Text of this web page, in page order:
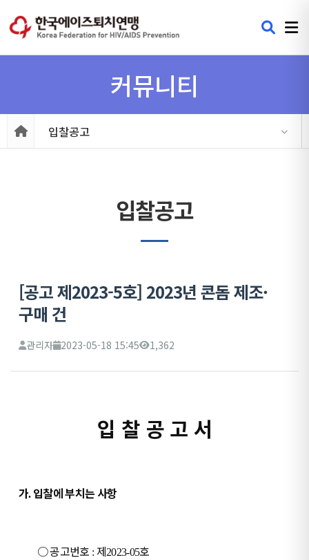
커뮤니티
입찰공고
입찰공고
[공고 제2023-5호] 2023년 콘돔 제조·
구매 건
관리자 2023-05-18 15:45 1,362
입 찰 공 고 서
가. 입찰에 부치는 사항
○공고번호 : 제2023-05호